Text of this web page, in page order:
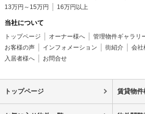
13万円～15万円
16万円以上
当社について
トップページ オーナー様へ 管理物件ギャラリ
お客様の声
インフォメーション 街紹介 会社
入居者様へ
お問合せ
トップページ 賃貸物件